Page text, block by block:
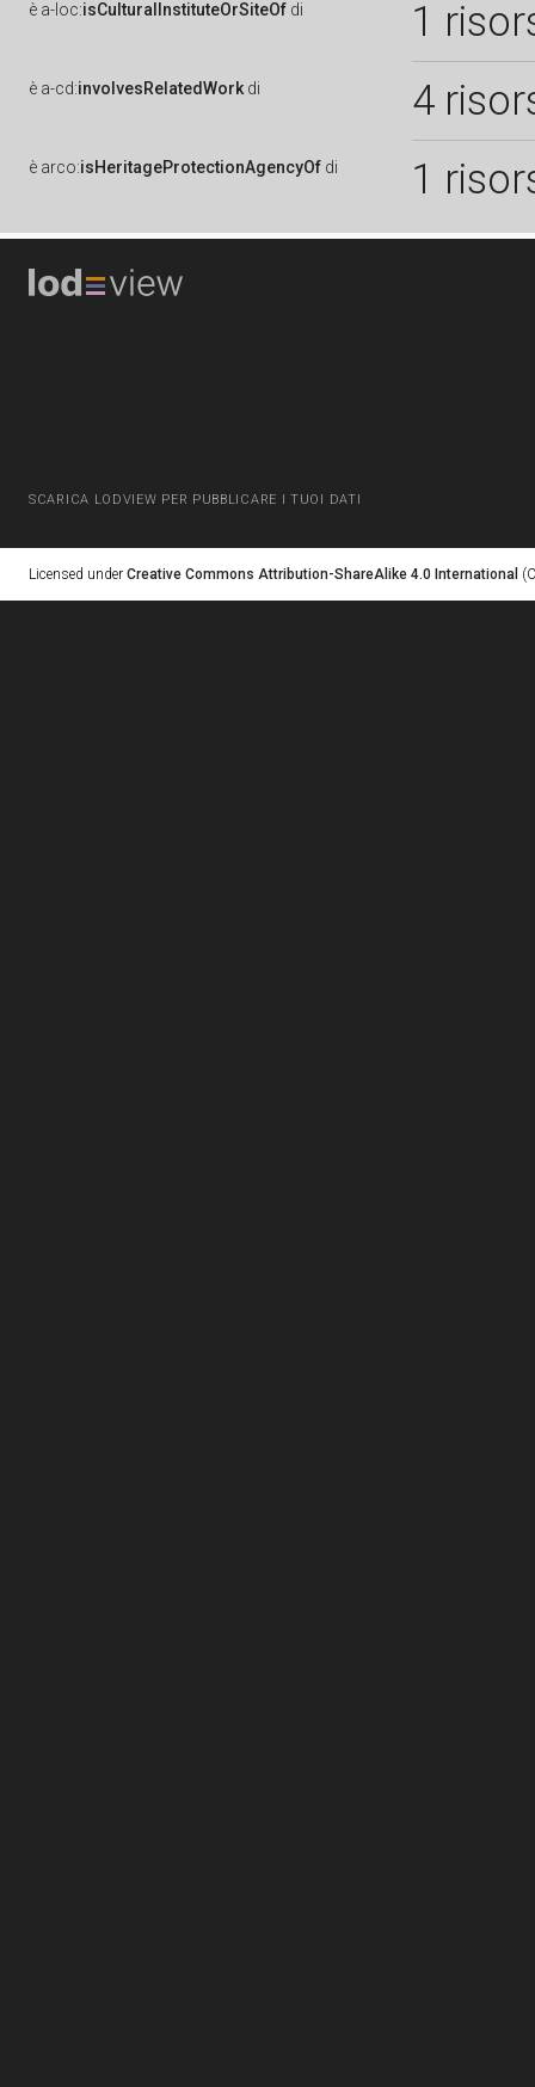
è a-loc:isCulturalInstituteOrSiteOf di 1
è a-cd:involvesRelatedWork di 4
è arco:isHeritageProtectionAgencyOf di 1
SCARICA LODVIEW PER PUBBLICARE I TUOI DATI
Licensed under Creative Commons Attribution-ShareAlike 4.0 International